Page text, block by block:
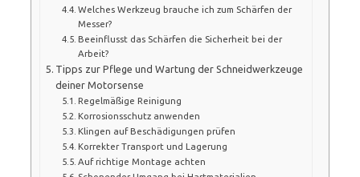
Welches Werkzeug brauche ich zum Schärfen der
Messer?
Beeinflusst das Schärfen die Sicherheit bei der
Arbeit?
Tipps zur Pflege und Wartung der Schneidwerkzeuge
deiner Motorsense
Regelmäßige Reinigung
Korrosionsschutz anwenden
Klingen auf Beschädigungen prüfen
Korrekter Transport und Lagerung
Auf richtige Montage achten